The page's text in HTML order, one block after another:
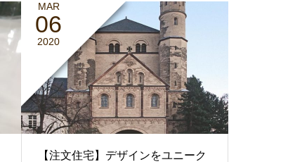
MAR
06
2020
【注文住宅】デザインをユニーク